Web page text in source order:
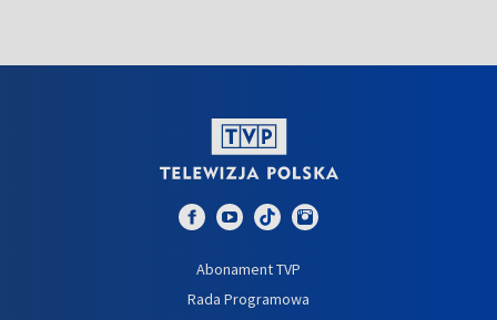
Abonament TVP
Rada Programowa